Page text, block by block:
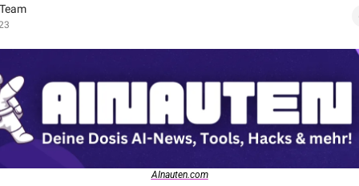
AInauten.com